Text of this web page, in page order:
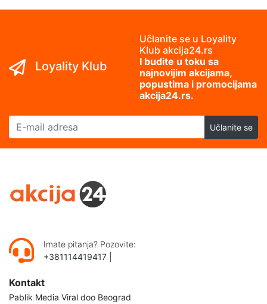
Loyality Klub
Učlanite se u Loyality
Klub akcija24.rs
I budite u toku sa
najnovijim akcijama,
popustima i promocijama
akcija24.rs.
E-mail adresa
Učlanite se
Imate pitanja? Pozovite:
+381114419417
Kontakt
Pablik Media Viral doo Beograd